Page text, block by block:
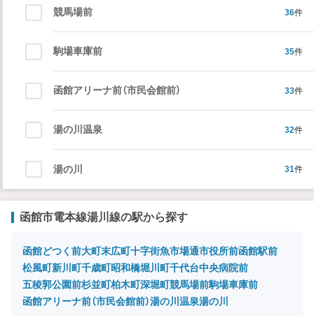
競馬場前 36件
駒場車庫前 35件
函館アリーナ前（市民会館前） 33件
湯の川温泉 32件
湯の川 31件
読み込み中…
始 始発駅 急
急行などの停車駅
連 連絡駅
の情報に関しては、
函館市電本線湯川線の駅から探す
函館どつく前大町末広町十字街魚市場通市役所前函館駅前
松風町新川町千歳町昭和橋堀川町千代台中央病院前
五稜郭公園前杉並町柏木町深堀町競馬場前駒場車庫前
函館アリーナ前（市民会館前）湯の川温泉湯の川